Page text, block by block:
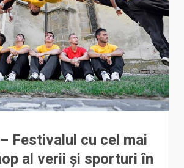
Festivalul cu cel mai
al verii și sporturi în